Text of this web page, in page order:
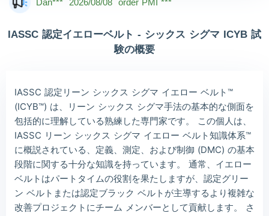
Dan*** 2026/08/08 order PMI ***
2026/08/08 order PMI ***
Lia*** 2026/08/08 order PMI ***
Wil*** 2026/08/08 order PMI ***
Luc*** 2026/08/08 order PMI ***
IASSC 認定イエローベルト - シックス シグマ ICYB 試
験の概要
IASSC 認定リーン シックス シグマ イエロー ベルト™
(ICYB™) は、リーン シックス シグマ手法の基本的な側面を
包括的に理解している熟練した専門家です。 この個人は、
IASSC リーン シックス シグマ イエロー ベルト知識体系™
に概説されている、定義、測定、および制御 (DMC) の基本
段階に関する十分な知識を持っています。 通常、イエロー
ベルトはパートタイムの役割を果たしますが、認定グリー
ン ベルトまたは認定ブラック ベルトが主導するより複雑な
改善プロジェクトにチーム メンバーとして貢献します。 さ